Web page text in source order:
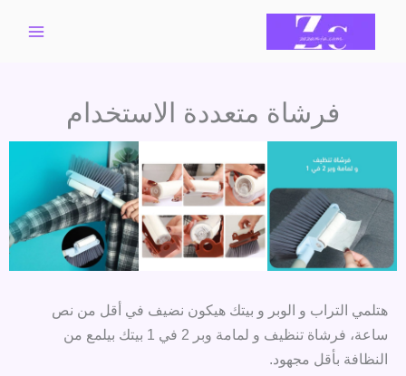
تخطي
فرشاة متعددة الاستخدام
هتلمي التراب و الوبر و بيتك هيكون نضيف في أقل من نص
ساعة، فرشاة تنظيف و لمامة وبر 2 في 1 بيتك بيلمع من
النظافة بأقل مجهود.